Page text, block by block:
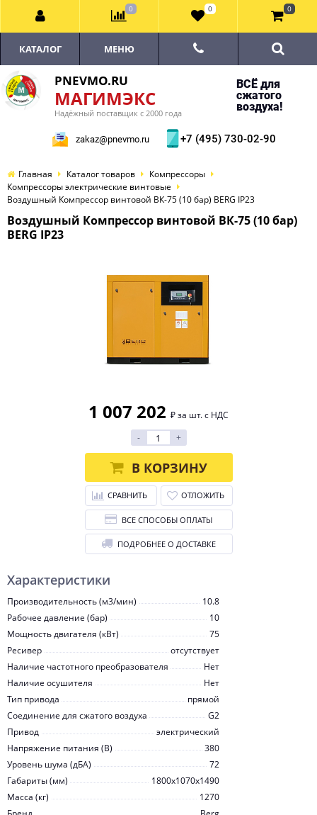
PNEVMO.RU
МАГИМЭКС
Надёжный поставщик с 2000 года
ВСЁ для
сжатого
воздуха!
zakaz@pnevmo.ru +7 (495) 730-02-90
КАТАЛОГ МЕНЮ
Главная Каталог товаров
Компрессоры
Компрессоры электрические винтовые
Воздушный Компрессор винтовой ВК-75 (10 бар) BERG IP23
Воздушный Компрессор винтовой ВК-75 (10 бар)
BERG IP23
Характеристики
Производительность (м3/мин)
10.8
Рабочее давление (бар)
10
Мощность двигателя (кВт)
75
Ресивер
отсутствует
Наличие частотного преобразователя
Нет
Наличие осушителя
Нет
Тип привода
прямой
Соединение для сжатого воздуха
G2
Привод
электрический
Напряжение питания (В)
380
Уровень шума (дБА)
72
Габариты (мм)
1800x1070x1490
Масса (кг)
1270
1 007 202 ₽ за шт. с НДС
-
+
В КОРЗИНУ
СРАВНИТЬ ОТЛОЖИТЬ
ВСЕ СПОСОБЫ ОПЛАТЫ
ПОДРОБНЕЕ О ДОСТАВКЕ
0 0 0